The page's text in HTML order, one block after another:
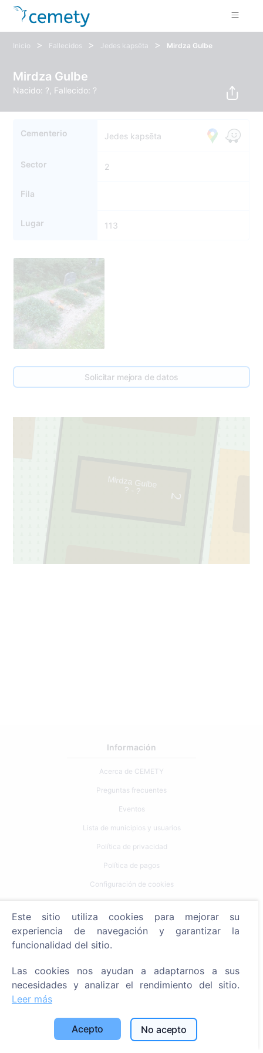
Inicio > Fallecidos > Jedes kapsēta > Mirdza Gulbe
Mirdza Gulbe
Nacido: ?, Fallecido: ?
Cementerio Jedes kapsēta
Sector 2
Fila
Lugar 113
Solicitar mejora de datos
95
2
Mirdza Gulbe
? - ?
Información
Acerca de CEMETY
Preguntas frecuentes
Eventos
Lista de municipios y usuarios
Política de privacidad
Política de pagos
Configuración de cookies
Buscar fallecidos
Servicios
SIA "CEMETY", LV40103618951
Este sitio utiliza cookies para mejorar su
experiencia de navegación y garantizar la
funcionalidad del sitio.
Las cookies nos ayudan a adaptarnos a sus
necesidades y analizar el rendimiento del sitio.
Leer más
Acepto No acepto